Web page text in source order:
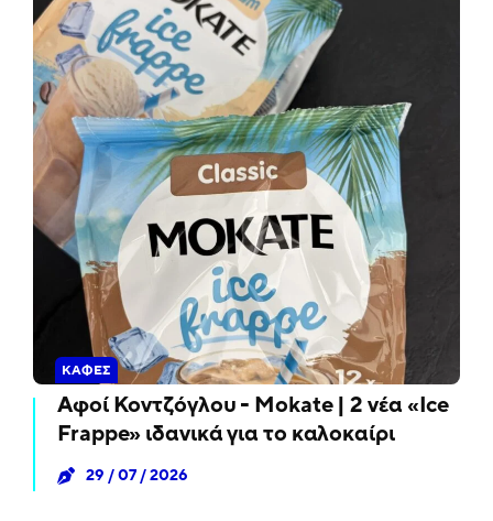
ΚΑΦΈΣ
Αφοί Κοντζόγλου - Mokate | 2 νέα «Ice
Frappe» ιδανικά για το καλοκαίρι
29 / 07 / 2026